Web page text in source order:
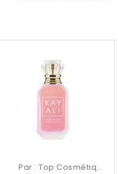
Par : Top Cosmétiques